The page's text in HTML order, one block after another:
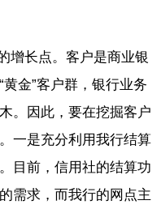
增长点。客户是商业银
金”客户群，银行业务
。因此，要在挖掘客户
一是充分利用我行结算
目前，信用社的结算功
需求，而我行的网点主